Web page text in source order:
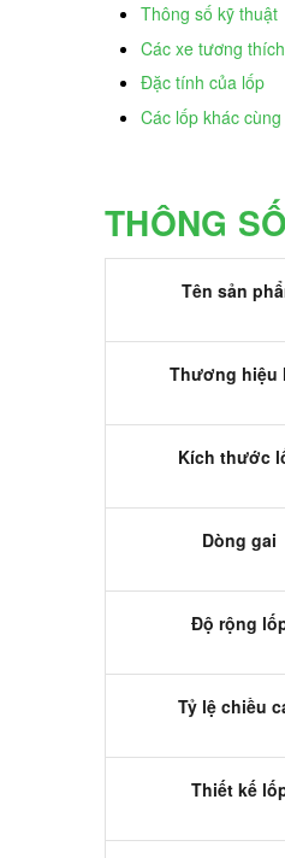
Thông số kỹ thuật
Các xe tương thích
Đặc tính của lốp
Các lốp khác
THÔNG
Tên sản
Thương hiệu
Kích thước
Dòng gai
Độ rộng
Tỷ lệ chiều
Thiết kế